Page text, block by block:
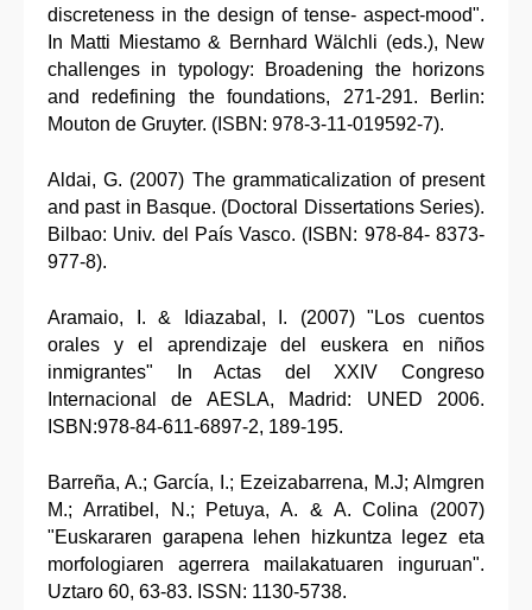
discreteness in the design of tense- aspect-mood".
In Matti Miestamo & Bernhard Wälchli (eds.), New
challenges in typology: Broadening the horizons
and redefining the foundations, 271-291. Berlin:
Mouton de Gruyter. (ISBN: 978-3-11-019592-7).
Aldai, G. (2007) The grammaticalization of present
and past in Basque. (Doctoral Dissertations Series).
Bilbao: Univ. del País Vasco. (ISBN: 978-84- 8373-
977-8).
Aramaio, I. & Idiazabal, I. (2007) "Los cuentos
orales y el aprendizaje del euskera en niños
inmigrantes" In Actas del XXIV Congreso
Internacional de AESLA, Madrid: UNED 2006.
ISBN:978-84-611-6897-2, 189-195.
Barreña, A.; García, I.; Ezeizabarrena, M.J; Almgren
M.; Arratibel, N.; Petuya, A. & A. Colina (2007)
"Euskararen garapena lehen hizkuntza legez eta
morfologiaren agerrera mailakatuaren inguruan".
Uztaro 60, 63-83. ISSN: 1130-5738.